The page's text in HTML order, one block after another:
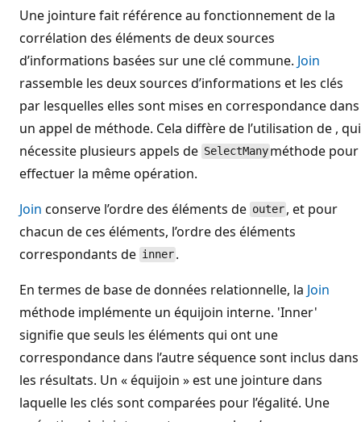
Une jointure fait référence au fonctionnement de la
corrélation des éléments de deux sources
d’informations basées sur une clé commune. Join
rassemble les deux sources d’informations et les clés
par lesquelles elles sont mises en correspondance dans
un appel de méthode. Cela diffère de l’utilisation de , qui
nécessite plusieurs appels de SelectMany méthode pour
effectuer la même opération.
Join conserve l’ordre des éléments de outer , et pour
chacun de ces éléments, l’ordre des éléments
correspondants de inner .
En termes de base de données relationnelle, la Join
méthode implémente un équijoin interne. 'Inner'
signifie que seuls les éléments qui ont une
correspondance dans l’autre séquence sont inclus dans
les résultats. Un « équijoin » est une jointure dans
laquelle les clés sont comparées pour l’égalité. Une